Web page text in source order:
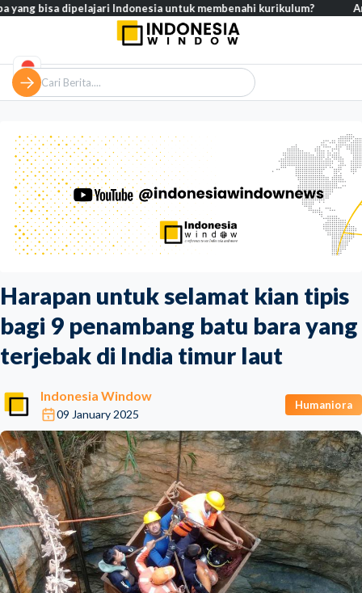
Harapan untuk selamat kian tipis
bagi 9 penambang batu bara yang
terjebak di India timur laut
Indonesia Window
09 January 2025
Humaniora
dipelajari Indonesia untuk membenahi kurikulum? Analisis –